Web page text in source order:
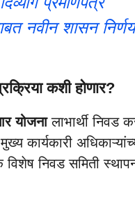
नवीन शासन
कशी होणार?
योजनालाभार्थी निवड
कार्यकारी
विशेष निवड समिती